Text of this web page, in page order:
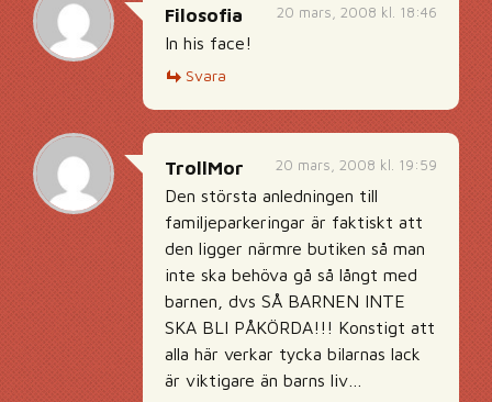
20 mars, 2008 kl. 18:46
Filosofia
In his face!
Svara
20 mars, 2008 kl. 19:59
TrollMor
Den största anledningen till
familjeparkeringar är faktiskt att
den ligger närmre butiken så man
inte ska behöva gå så långt med
barnen, dvs SÅ BARNEN INTE
SKA BLI PÅKÖRDA!!! Konstigt att
alla här verkar tycka bilarnas lack
är viktigare än barns liv…